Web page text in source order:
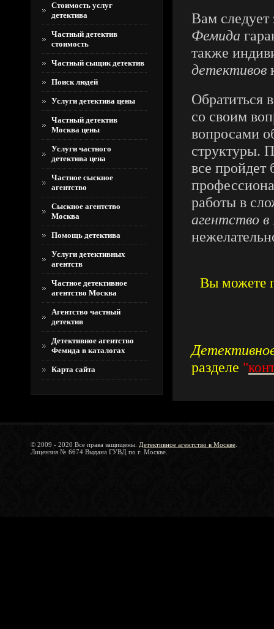
Стоимость услуг
детектива
Частный детектив
стоимость
Частный сыщик детектив
Поиск людей
Услуги детектива цены
Частный детектив
Москва цены
Услуги частного
детектива цена
Частное сыскное
агентство
Сыскное агентство
Москва
Помощь детектива
Услуги детективных
агентств
Частное детективное
агентство Москва
Агентство частный
детектив
Детективное агентство
Фемида в каталогах
Карта сайта
Вам следует
Фемида
также
детективов
Обратиться
со своим
вопросами
структуры.
все пройдет
работы в
агентство
Вы можете
Д
разделе "
© 2009 - 2020 Все права защищены. Детективное агентство в Москве
Лицензия № 6674 Выдана ГУВД по г. Москве.